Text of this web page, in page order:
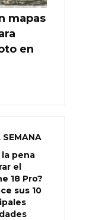
mapas
en
SEMANA
la pena
el
18 Pro?
sus 10